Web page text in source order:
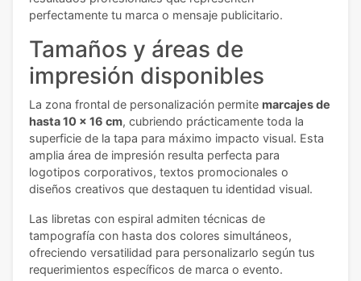
perfectamente tu marca o mensaje publicitario.
Tamaños y áreas de
impresión disponibles
La zona frontal de personalización permite marcajes de
hasta 10 x 16 cm, cubriendo prácticamente toda la
superficie de la tapa para máximo impacto visual. Esta
amplia área de impresión resulta perfecta para
logotipos corporativos, textos promocionales o
diseños creativos que destaquen tu identidad visual.
Las libretas con espiral admiten técnicas de
tampografía con hasta dos colores simultáneos,
ofreciendo versatilidad para personalizarlo según tus
requerimientos específicos de marca o evento.